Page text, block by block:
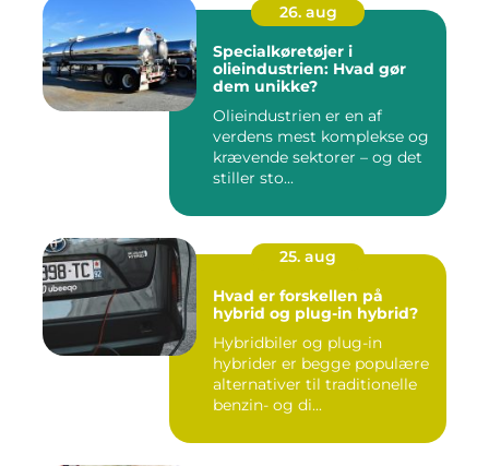
26. aug
Specialkøretøjer i
olieindustrien: Hvad gør
dem unikke?
Olieindustrien er en af
verdens mest komplekse og
krævende sektorer – og det
stiller sto...
25. aug
Hvad er forskellen på
hybrid og plug-in hybrid?
Hybridbiler og plug-in
hybrider er begge populære
alternativer til traditionelle
benzin- og di...